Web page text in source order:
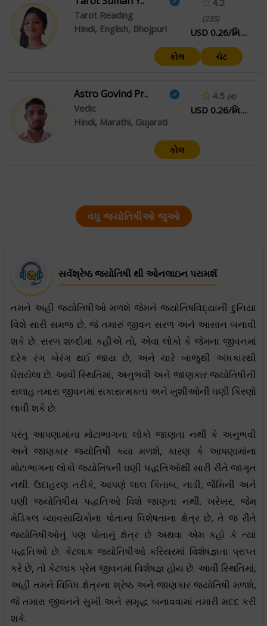
Tarot Reading
Hindi, English, Bhojpuri
(235)
USD 0.26/મિનિટ
કોલ ચેટ
Astro Govind Pr..
Vedic
Hindi, Marathi, Gujarati
4.5 (4)
USD 0.26/મિનિટ
કોલ
વધુ જ્યોતિષીઓ જુઓ
સર્વશ્રેષ્ઠ જ્યોતિષી થી ઓનલાઇન પરામર્શ
તમને અહીં જ્યોતિષીઓ મળશે જેમને જ્યોતિષવિદ્યાની દુનિયા
વિશે સારી સમજ છે, જે તમારું જીવન સરળ અને આસાન બનાવી
શકે છે. સરળ શબ્દોમાં કહીએ તો, એવા લોકો કે જેમના જીવનમાં
દરેક રંગ બેરંગ થઈ જાય છે, અને ચારે બાજુથી અંધકારથી
ઘેરાયેલા છે. આવી સ્થિતિમાં, અનુભવી અને જાણકાર જ્યોતિષીની
સલાહ તમારા જીવનમાં સકારાત્મકતા અને ખુશીઓની ઘણી કિરણો
લાવી શકે છે.
પરંતુ આપણામાંના મોટાભાગના લોકો જાણતા નથી કે અનુભવી
અને જાણકાર જ્યોતિષી ક્યા મળશે, કારણ કે આપણામાંના
મોટાભાગના લોકો જ્યોતિષની ઘણી પદ્ધતિઓથી સારી રીતે જાગૃત
નથી. ઉદાહરણ તરીકે, આપણે લાલ કિતાબ, નાડી, જૈમિની અને
ઘણી જ્યોતિષીય પદ્ધતિઓ વિશે જાણતા નથી. ખરેખર, જેમ
મેડિકલ વ્યાવસાયિકોના પોતાના વિશેષતાના ક્ષેત્ર છે, તે જ રીતે
જ્યોતિષીઓનું પણ પોતાનું ક્ષેત્ર છે અથવા એમ કહો કે ત્યાં
પદ્ધતિઓ છે. કેટલાક જ્યોતિષીઓ કરિયરમાં વિશેષજ્ઞતા પ્રાપ્ત
કરે છે, તો કેટલાક પ્રેમ જીવનમાં વિશેષજ્ઞ હોય છે. આવી સ્થિતિમાં,
અહીં તમને વિવિધ ક્ષેત્રના શ્રેષ્ઠ અને જાણકાર જ્યોતિષી મળશે,
જે તમારા જીવનને સુખી અને સમૃદ્ધ બનાવવામાં તમારી મદદ કરી
શકે.